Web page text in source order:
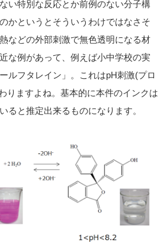
い特別な反応とか前例のない分子構
かというとそういうわけではなさそ
などの外部刺激で無色透明になる材
な例があって、例えば小中学校の実
ルフタレイン」。これはpH刺激(プロ
りますよね。基本的に本件のインクは
ると推定出来るものになります。